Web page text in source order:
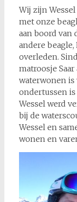
Wij zijn
met onze
aan boord van
andere beagle,
overleden.
matroosje
waterwonen is
ondertussen is
Wessel werd
bij de
Wessel en
wonen en